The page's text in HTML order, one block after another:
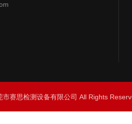
市赛思检测设备有限公司 All Rights